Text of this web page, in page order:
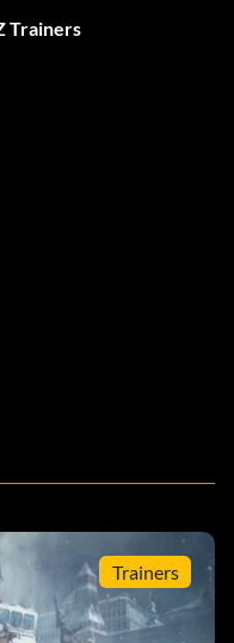
Trainers
Trainers